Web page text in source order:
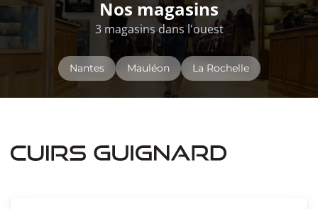
Nos magasins
3 magasins dans l'ouest
Nantes Mauléon La Rochelle